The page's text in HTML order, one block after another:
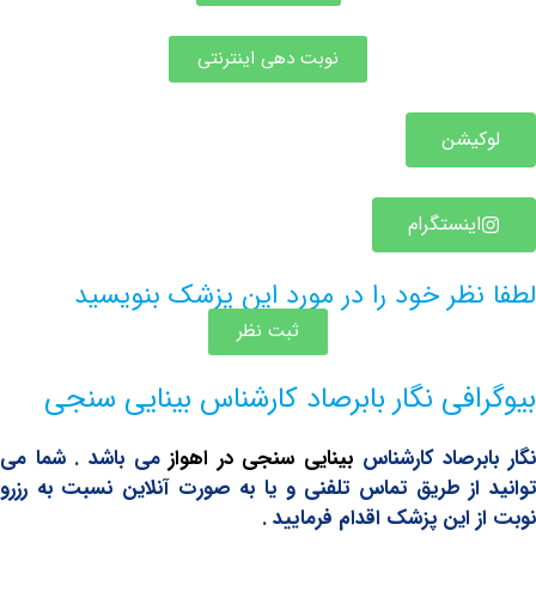
نوبت دهی اینترنتی
خود را در مورد این پزشک بنویسید
ثبت نظر
نگار بابرصاد کارشناس بینایی سنجی
کارشناسبینایی سنجی در اهوازمی باشد . شما می
طریق تماس تلفنی و یا به صورت آنلاین نسبت به رزرو
این پزشک اقدام فرمایید .